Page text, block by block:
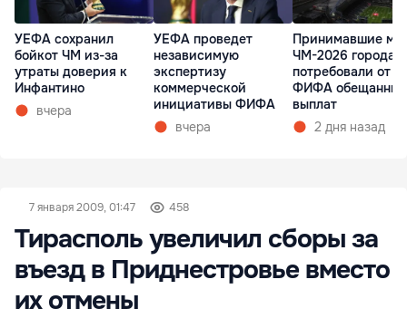
УЕФА сохранил
бойкот ЧМ из-за
утраты доверия к
Инфантино
вчера
УЕФА проведет
независимую
экспертизу
коммерческой
инициативы ФИФА
вчера
Принимавшие
ЧМ-2026 города
потребовали от
ФИФА обещанных
выплат
2 дня назад
7 января 2009, 01:47 458
Тирасполь увеличил сборы за
въезд в Приднестровье вместо
их отмены